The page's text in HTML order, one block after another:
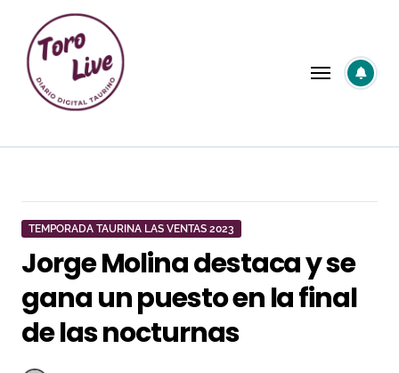
contenido
TEMPORADA TAURINA LAS VENTAS 2023
Jorge Molina destaca y se
gana un puesto en la final
de las nocturnas